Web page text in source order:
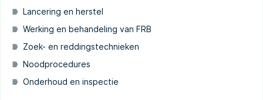
Lancering en herstel
Werking en behandeling van FRB
Zoek- en reddingstechnieken
Noodprocedures
Onderhoud en inspectie